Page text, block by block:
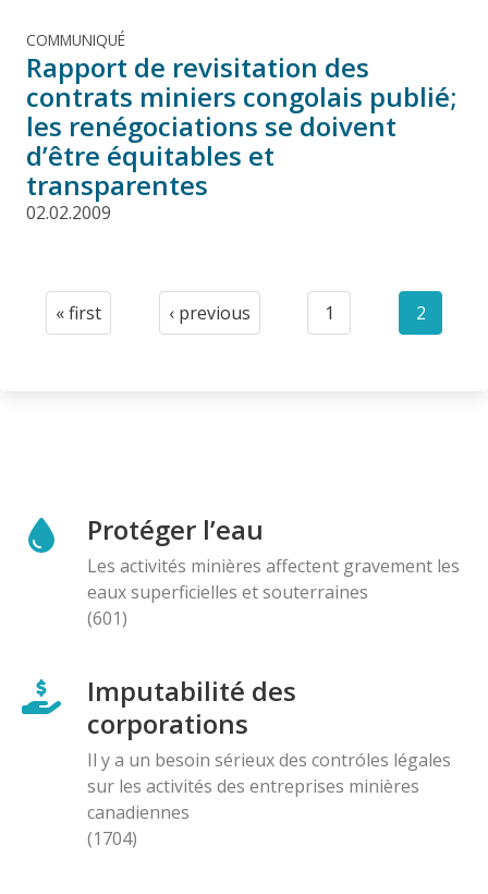
COMMUNIQUÉ
Rapport de revisitation des
contrats miniers congolais publié;
les renégociations se doivent
d’être équitables et
transparentes
02.02.2009
Pagination
First
« first
Previous
‹ previous
Page
1
Current
2
Protéger l’eau
Les activités minières affectent gravement les
eaux superficielles et souterraines
(601)
Imputabilité des
corporations
Il y a un besoin sérieux des contróles légales
sur les activités des entreprises minières
canadiennes
(1704)